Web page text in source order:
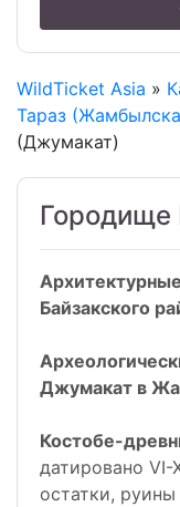
WildTicket Asia »
Тараз
(Джумакат)
Городище
Байзакского
Джумакат в
Костобе-
датировано VI-
остатки,